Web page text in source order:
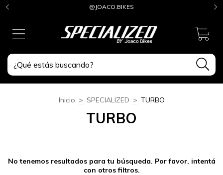
@JOACO.BIKES
Inicio > SPECIALIZED > TURBO
TURBO
No tenemos resultados para tu búsqueda. Por favor, intentá
con otros filtros.